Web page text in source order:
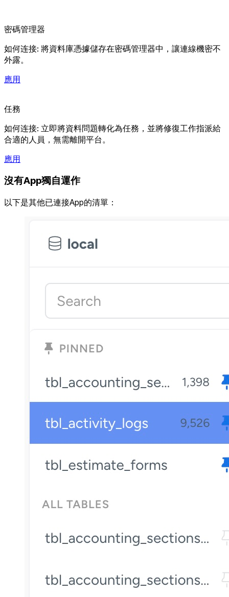
密碼管理器
如何连接: 將資料庫憑據儲存在密碼管理器中，讓連線機密不
外露。
應用
任務
如何连接: 立即將資料問題轉化為任務，並將修復工作指派給
合適的人員，無需離開平台。
應用
沒有App獨自運作
以下是其他已連接App的清單：